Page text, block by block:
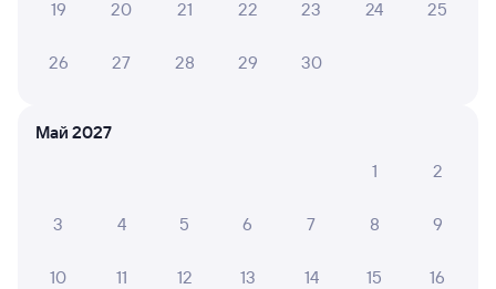
19 20 21 22 23 24 25
26 27 28 29 30
Май 2027
1
2
3 4 5 6 7 8 9
10 11 12 13 14 15 16